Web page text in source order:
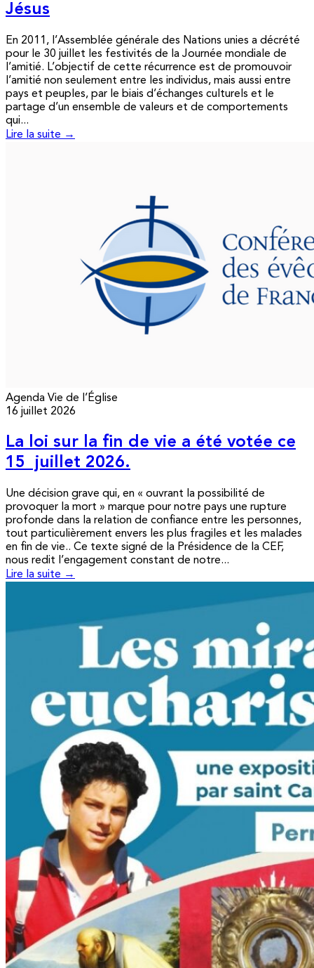
Jésus
En 2011, l’Assemblée générale des Nations unies a décrété
pour le 30 juillet les festivités de la Journée mondiale de
l’amitié. L’objectif de cette récurrence est de promouvoir
l’amitié non seulement entre les individus, mais aussi entre
pays et peuples, par le biais d’échanges culturels et le
partage d’un ensemble de valeurs et de comportements
qui...
Lire la suite →
Agenda Vie de l’Église
16 juillet 2026
La loi sur la fin de vie a été votée ce
15 juillet 2026.
Une décision grave qui, en « ouvrant la possibilité de
provoquer la mort » marque pour notre pays une rupture
profonde dans la relation de confiance entre les personnes,
tout particulièrement envers les plus fragiles et les malades
en fin de vie.. Ce texte signé de la Présidence de la CEF,
nous redit l’engagement constant de notre...
Lire la suite →